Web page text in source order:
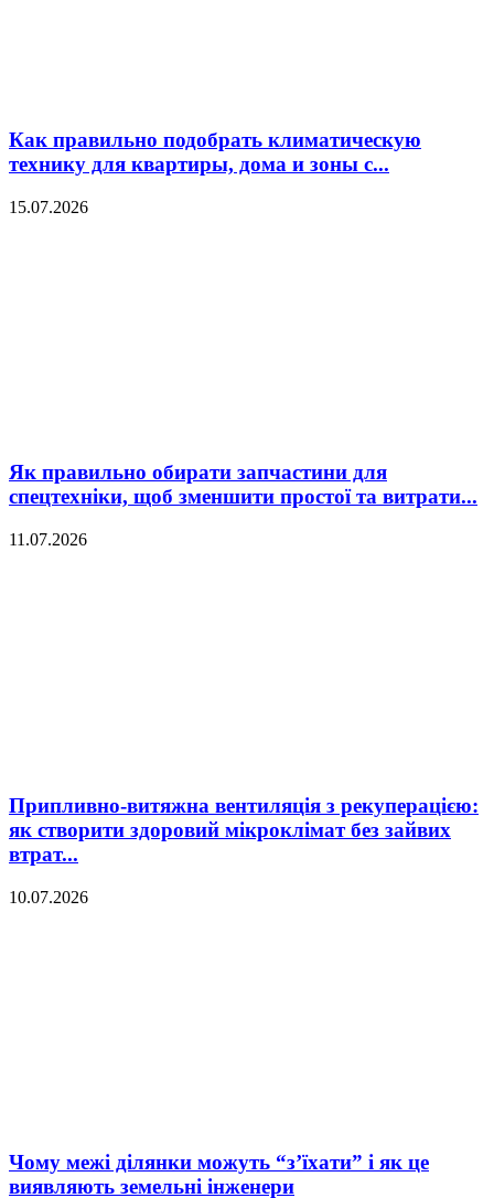
Как правильно подобрать климатическую
технику для квартиры, дома и зоны с...
15.07.2026
Як правильно обирати запчастини для
спецтехніки, щоб зменшити простої та витрати...
11.07.2026
Припливно-витяжна вентиляція з рекуперацією:
як створити здоровий мікроклімат без зайвих
втрат...
10.07.2026
Чому межі ділянки можуть “з’їхати” і як це
виявляють земельні інженери